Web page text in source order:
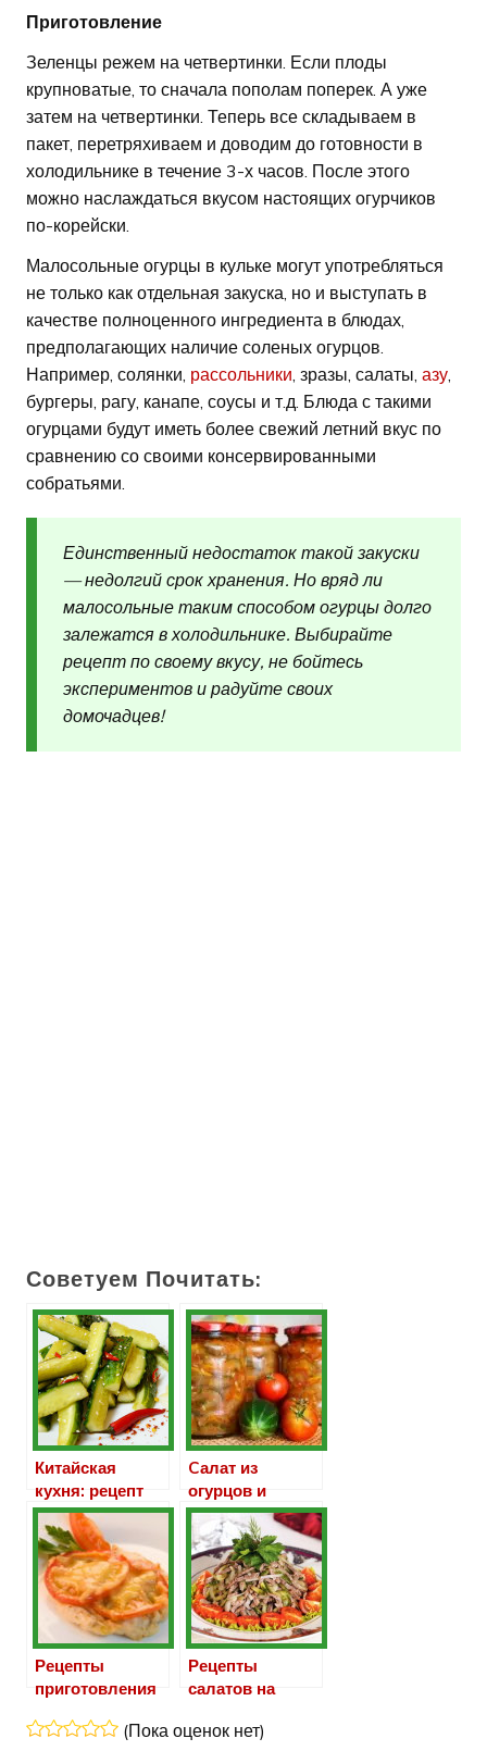
Приготовление
Зеленцы режем на четвертинки. Если плоды
крупноватые, то сначала пополам поперек. А уже
затем на четвертинки. Теперь все складываем в
пакет, перетряхиваем и доводим до готовности в
холодильнике в течение 3-х часов. После этого
можно наслаждаться вкусом настоящих огурчиков
по-корейски.
Малосольные огурцы в кульке могут употребляться
не только как отдельная закуска, но и выступать в
качестве полноценного ингредиента в блюдах,
предполагающих наличие соленых огурцов.
Например, солянки, рассольники, зразы, салаты, азу,
бургеры, рагу, канапе, соусы и т.д. Блюда с такими
огурцами будут иметь более свежий летний вкус по
сравнению со своими консервированными
собратьями.
Единственный недостаток такой закуски
— недолгий срок хранения. Но вряд ли
малосольные таким способом огурцы долго
залежатся в холодильнике. Выбирайте
рецепт по своему вкусу, не бойтесь
экспериментов и радуйте своих
домочадцев!
Советуем Почитать:
Китайская
кухня: рецепт
«битых»
огурцов
Cалат из
огурцов и
помидоров на
зиму
Рецепты
приготовления
с помидорами и
Рецепты
салатов на
говядины и
(Пока оценок нет)